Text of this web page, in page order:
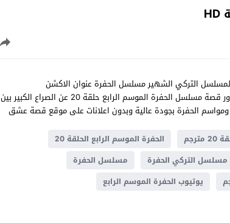
4 الحلقة 20 مترجم كاملة المسلسل التركي الشهير مسلسل الحفرة عنوان الاكشن
والاثارة،بطولة اراس بولوت وديلان تشيشاك دنيز( ياماش )،تدور قصة مسلسل الحفرة الموسم الرابع حلقة 20 عن الصراع الكبير بين
الحفرة الموسم الرابع الحلقة 20
مسلسل التركي الحفرة
مسلسل الحفرة
يوتيوب الحفرة الموسم الرابع